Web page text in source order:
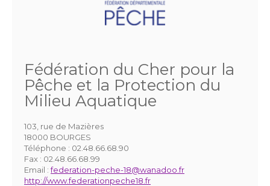
Fédération du Cher pour la
Pêche et la Protection du
Milieu Aquatique
103, rue de Mazières
18000 BOURGES
Téléphone : 02.48.66.68.90
Fax : 02.48.66.68.99
Email :federation-peche-18@wanadoo.fr
http://www.federationpeche18.fr